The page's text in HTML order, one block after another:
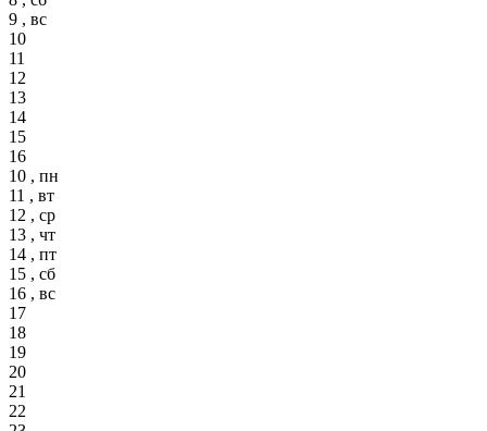
9 , вс
10
11
12
13
14
15
16
10 , пн
11 , вт
12 , ср
13 , чт
14 , пт
15 , сб
16 , вс
17
18
19
20
21
22